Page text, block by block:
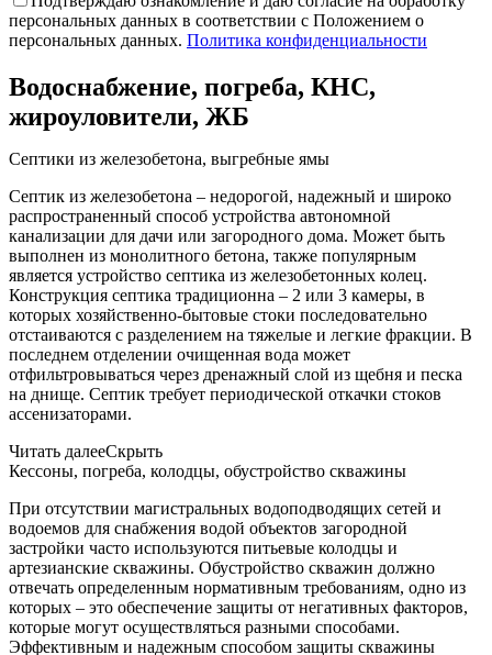
персональных данных в соответствии с Положением о
персональных данных. Политика конфиденциальности
Водоснабжение, погреба, КНС,
жироуловители, ЖБ
Септики из железобетона, выгребные ямы
Септик из железобетона – недорогой, надежный и широко
распространенный способ устройства автономной
канализации для дачи или загородного дома. Может быть
выполнен из монолитного бетона, также популярным
является устройство септика из железобетонных колец.
Конструкция септика традиционна – 2 или 3 камеры, в
которых хозяйственно-бытовые стоки последовательно
отстаиваются с разделением на тяжелые и легкие фракции. В
последнем отделении очищенная вода может
отфильтровываться через дренажный слой из щебня и песка
на днище. Септик требует периодической откачки стоков
ассенизаторами.
Читать далееСкрыть
Кессоны, погреба, колодцы, обустройство скважины
При отсутствии магистральных водоподводящих сетей и
водоемов для снабжения водой объектов загородной
застройки часто используются питьевые колодцы и
артезианские скважины. Обустройство скважин должно
отвечать определенным нормативным требованиям, одно из
которых – это обеспечение защиты от негативных факторов,
которые могут осуществляться разными способами.
Эффективным и надежным способом защиты скважины